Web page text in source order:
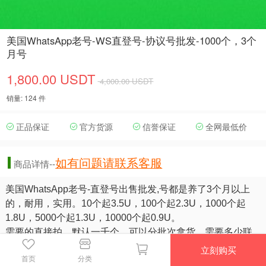
美国WhatsApp老号-WS直登号-协议号批发-1000个，3个
月号
1,800.00 USDT 4,000.00 USDT
销量: 124 件
正品保证 官方货源 信誉保证 全网最低价
商品详情--如有问题请联系客服
美国WhatsApp老号-直登号出售批发,号都是养了3个月以上
的，耐用，实用。10个起3.5U，100个起2.3U，1000个起
1.8U，5000个起1.3U，10000个起0.9U。
需要的直接拍，默认一千个，可以分批次拿货，需要多少联
系客服拿货，客服会辅助您完成登录，并做好售后服务。包
登录。
首页 分类
立刻购买